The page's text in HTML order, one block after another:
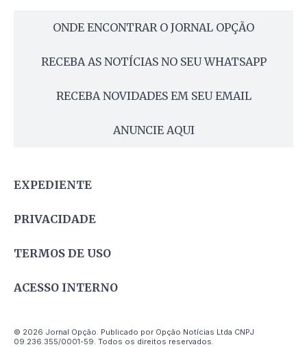
ONDE ENCONTRAR O JORNAL OPÇÃO
RECEBA AS NOTÍCIAS NO SEU WHATSAPP
RECEBA NOVIDADES EM SEU EMAIL
ANUNCIE AQUI
EXPEDIENTE
PRIVACIDADE
TERMOS DE USO
ACESSO INTERNO
© 2026 Jornal Opção. Publicado por Opção Notícias Ltda CNPJ
09.236.355/0001-59. Todos os direitos reservados.